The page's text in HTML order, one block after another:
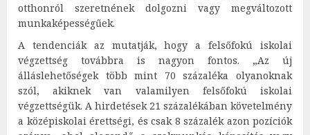
otthonról szeretnének dolgozni vagy megváltozott
munkaképességűek.
A tendenciák az mutatják, hogy a felsőfokú iskolai
végzettség továbbra is nagyon fontos. „Az új
álláslehetőségek több mint 70 százaléka olyanoknak
szól, akiknek van valamilyen felsőfokú iskolai
végzettségük. A hirdetések 21 százalékában követelmény
a középiskolai érettségi, és csak 8 százalék azon pozíciók